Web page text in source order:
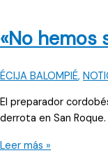
«No hemos
ÉCIJA BALOMPIÉ,
El preparador
derrota en San Roque.
«No
Leer más »